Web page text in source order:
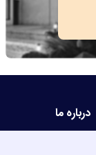
درباره ما